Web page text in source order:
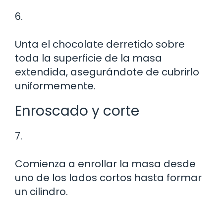
6.
Unta el chocolate derretido sobre
toda la superficie de la masa
extendida, asegurándote de cubrirlo
uniformemente.
Enroscado y corte
7.
Comienza a enrollar la masa desde
uno de los lados cortos hasta formar
un cilindro.